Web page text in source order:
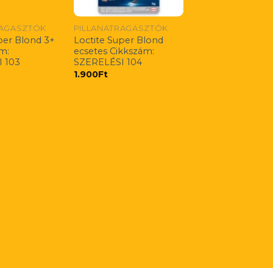
Blond 3+
103
PILLANATRAGASZTÓK
Loctite Super Blond
ecsetes Cikkszám:
SZERELÉSI 104
1.900Ft